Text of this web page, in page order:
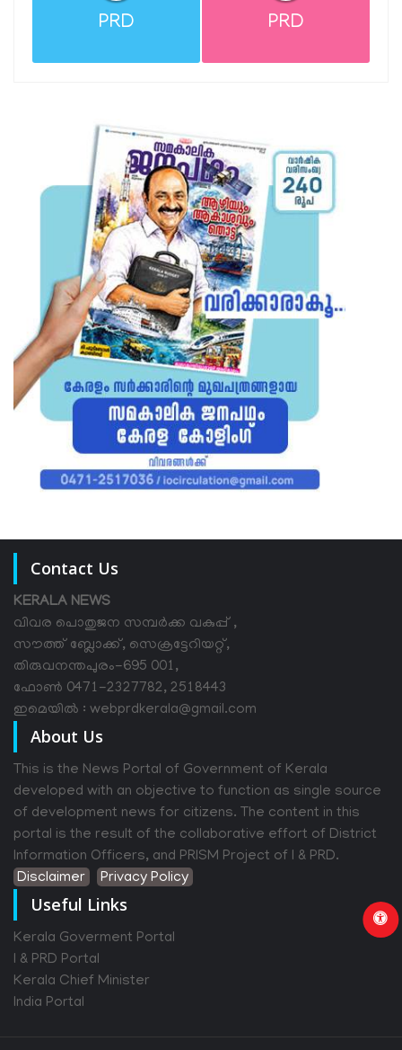
PRD PRD
Contact Us
KERALA NEWS
വിവര പൊതുജന സമ്പര്‍ക്ക വകുപ്പ് ,
സൗത്ത് ബ്ലോക്ക്, സെക്രട്ടേറിയറ്റ്,
തിരുവനന്തപുരം-695 001,
ഫോൺ 0471-2327782, 2518443
ഇമെയിൽ : webprdkerala@gmail.com
About Us
This is the News Portal of Government of Kerala
developed with an objective to function as single source
of development news for citizens. The content in this
portal is the result of the collaborative effort of District
Information Officers, and PRISM Project of I & PRD.
Disclaimer
Privacy Policy
Useful Links
Kerala Goverment Portal
I & PRD Portal
Kerala Chief Minister
India Portal